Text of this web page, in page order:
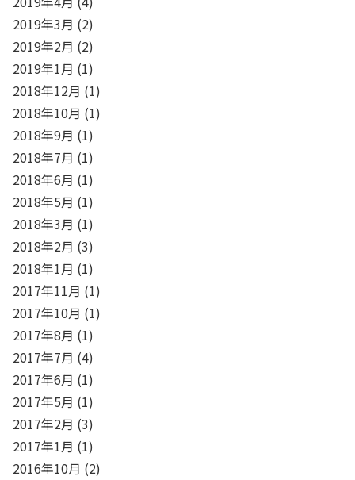
2019年3月 (2)
2019年2月 (2)
2019年1月 (1)
2018年12月 (1)
2018年10月 (1)
2018年9月 (1)
2018年7月 (1)
2018年6月 (1)
2018年5月 (1)
2018年3月 (1)
2018年2月 (3)
2018年1月 (1)
2017年11月 (1)
2017年10月 (1)
2017年8月 (1)
2017年7月 (4)
2017年6月 (1)
2017年5月 (1)
2017年2月 (3)
2017年1月 (1)
2016年10月 (2)